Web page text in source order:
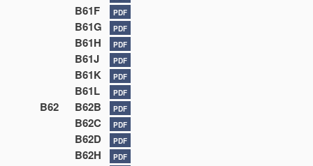
B61F PDF
B61G PDF
B61H PDF
B61J PDF
B61K PDF
B61L PDF
B62 B62B PDF
B62C PDF
B62D PDF
B62H PDF